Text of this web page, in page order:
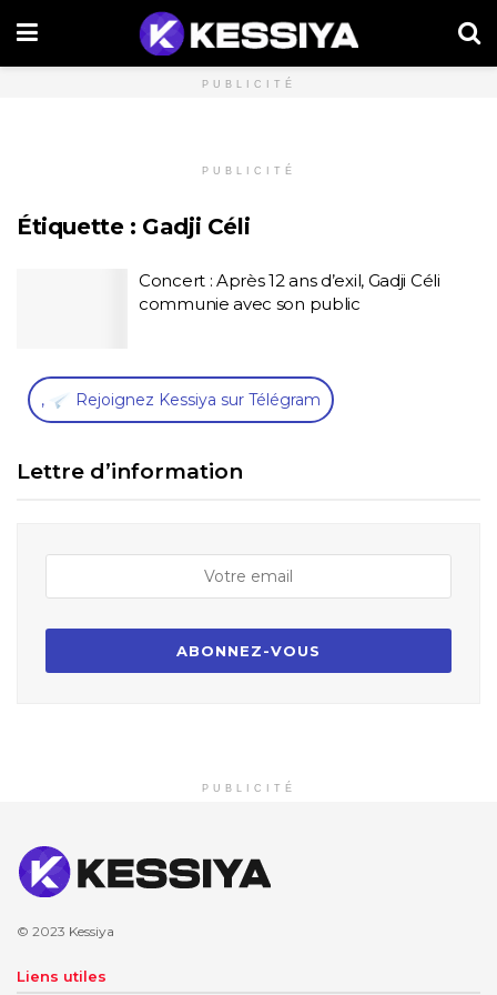
PUBLICITÉ
PUBLICITÉ
Étiquette : Gadji Céli
Concert : Après 12 ans d’exil, Gadji Céli
communie avec son public
, Rejoignez Kessiya sur Télégram
Lettre d’information
PUBLICITÉ
© 2023 Kessiya
Liens utiles